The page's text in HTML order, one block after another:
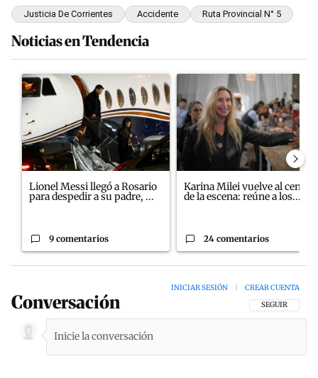
Justicia De Corrientes Accidente Ruta Provincial N° 5
Noticias en Tendencia
Este listado muestra los artículos con más comentarios en los
Un artículo de tendencia con el título "Lionel Messi llegó a
Lionel Messi llegó a Rosario
para despedir a su padre, ...
9 comentarios
Un artículo de tendencia con
Karina Milei vuelve al centro
de la escena: reúne a los...
24 comentarios
Conversación SIGA ESTA
SEGUIR
INICIAR SESIÓN CREAR CUENTA